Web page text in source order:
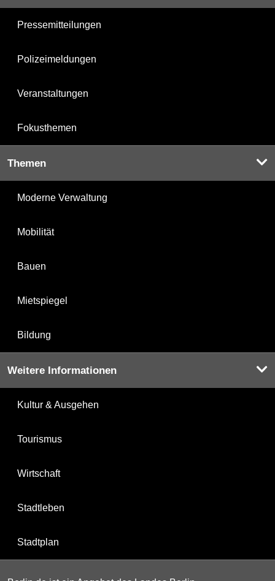
Pressemitteilungen
Polizeimeldungen
Veranstaltungen
Fokusthemen
Themen
Moderne Verwaltung
Mobilität
Bauen
Mietspiegel
Bildung
Weitere Informationen
Kultur & Ausgehen
Tourismus
Wirtschaft
Stadtleben
Stadtplan